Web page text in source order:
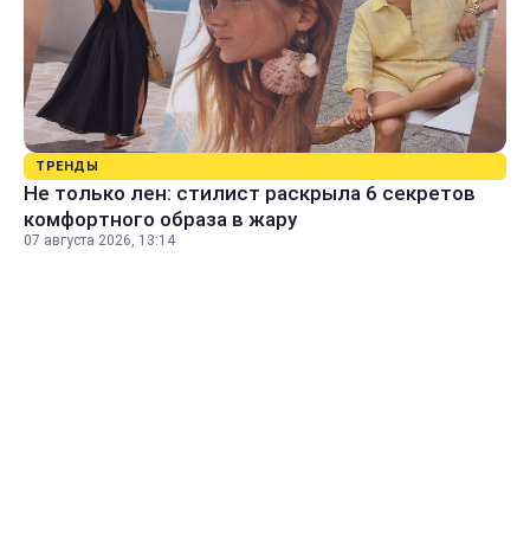
ТРЕНДЫ
Не только лен: стилист раскрыла 6 секретов
комфортного образа в жару
07 августа 2026, 13:14